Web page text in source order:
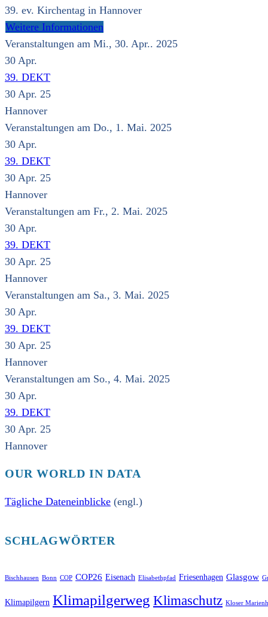
39. ev. Kirchentag in Hannover
Weitere Informationen
Veranstaltungen am Mi., 30. Apr.. 2025
30 Apr.
39. DEKT
30 Apr. 25
Hannover
Veranstaltungen am Do., 1. Mai. 2025
30 Apr.
39. DEKT
30 Apr. 25
Hannover
Veranstaltungen am Fr., 2. Mai. 2025
30 Apr.
39. DEKT
30 Apr. 25
Hannover
Veranstaltungen am Sa., 3. Mai. 2025
30 Apr.
39. DEKT
30 Apr. 25
Hannover
Veranstaltungen am So., 4. Mai. 2025
30 Apr.
39. DEKT
30 Apr. 25
Hannover
OUR WORLD IN DATA
Tägliche Dateneinblicke (engl.)
SCHLAGWÖRTER
Bischhausen Bonn COP COP26 Eisenach Elisabethpfad Friesenhagen Glasgow
Klimapilgern Klimapilgerweg Klimaschutz Kloser